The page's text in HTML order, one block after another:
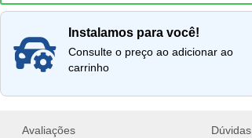
instalamos para você!
Consulte o preço ao adicionar ao
carrinho
Avaliações Dúvidas